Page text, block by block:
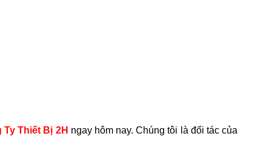
Ty Thiết Bị 2H ngay hôm nay. Chúng tôi là đối tác của